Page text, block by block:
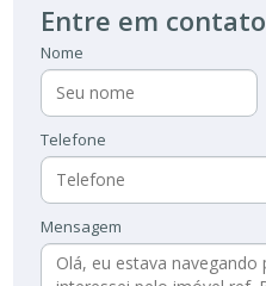
Entre em contato
Nome
Telefone
Mensagem